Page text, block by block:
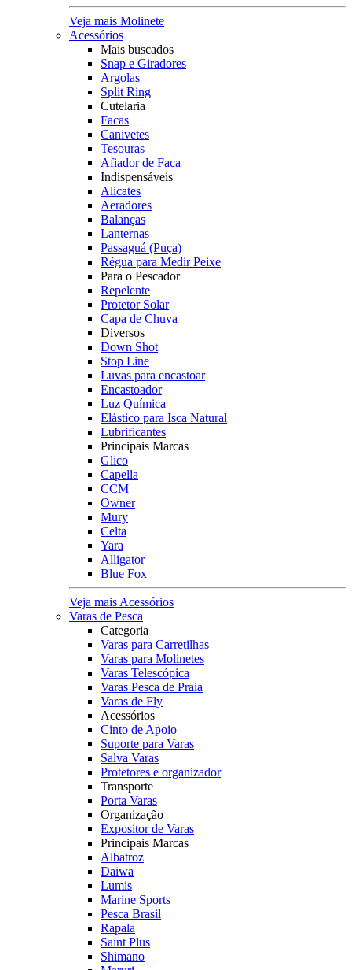
Veja mais Molinete
Acessórios
Mais buscados
Snap e Giradores
Argolas
Split Ring
Cutelaria
Facas
Canivetes
Tesouras
Afiador de Faca
Indispensáveis
Alicates
Aeradores
Balanças
Lanternas
Passaguá (Puça)
Régua para Medir Peixe
Para o Pescador
Repelente
Protetor Solar
Capa de Chuva
Diversos
Down Shot
Stop Line
Luvas para encastoar
Encastoador
Luz Química
Elástico para Isca Natural
Lubrificantes
Principais Marcas
Glico
Capella
CCM
Owner
Mury
Celta
Yara
Alligator
Blue Fox
Veja mais Acessórios
Varas de Pesca
Categoria
Varas para Carretilhas
Varas para Molinetes
Varas Telescópica
Varas Pesca de Praia
Varas de Fly
Acessórios
Cinto de Apoio
Suporte para Varas
Salva Varas
Protetores e organizador
Transporte
Porta Varas
Organização
Expositor de Varas
Principais Marcas
Albatroz
Daiwa
Lumis
Marine Sports
Pesca Brasil
Rapala
Saint Plus
Shimano